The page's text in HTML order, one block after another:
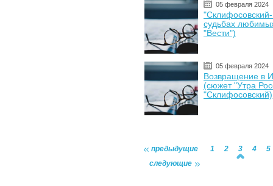
05 февраля 2024
судьбах
"Вести")
05 февраля 2024
Возвращение в
(сюжет "Утра
"Склифосовский)
предыдущие 1 2 3 4
5
следующие